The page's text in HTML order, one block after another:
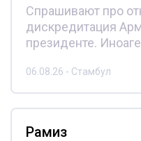
Спрашивают про
дискредитация
президенте.
06.08.26 - Стамбул
Рамиз